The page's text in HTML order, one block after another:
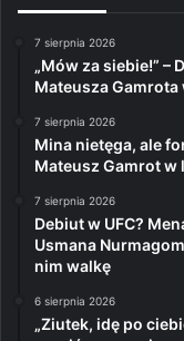
7 sierpnia 2026
„Mów za siebie!” –
Mateusza Gamrota
7 sierpnia 2026
Mina nietęga, ale
Mateusz Gamrot w
7 sierpnia 2026
Debiut w UFC?
Usmana
nim walkę
6 sierpnia 2026
„Ziutek, idę po